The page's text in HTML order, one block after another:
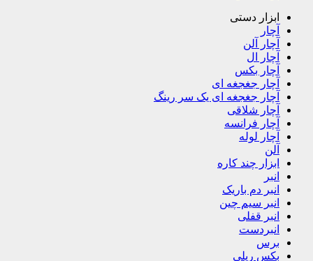
ابزار دستی
آچار
آچار آلن
آچار ال
آچار بکس
آچار جغجغه ای
آچار جغجغه ای یک سر رینگ
آچار شلاقی
آچار فرانسه
آچار لوله
آلن
ابزار چند کاره
انبر
انبر دم باریک
انبر سیم چین
انبر قفلی
انبردست
برس
بکس ریلی